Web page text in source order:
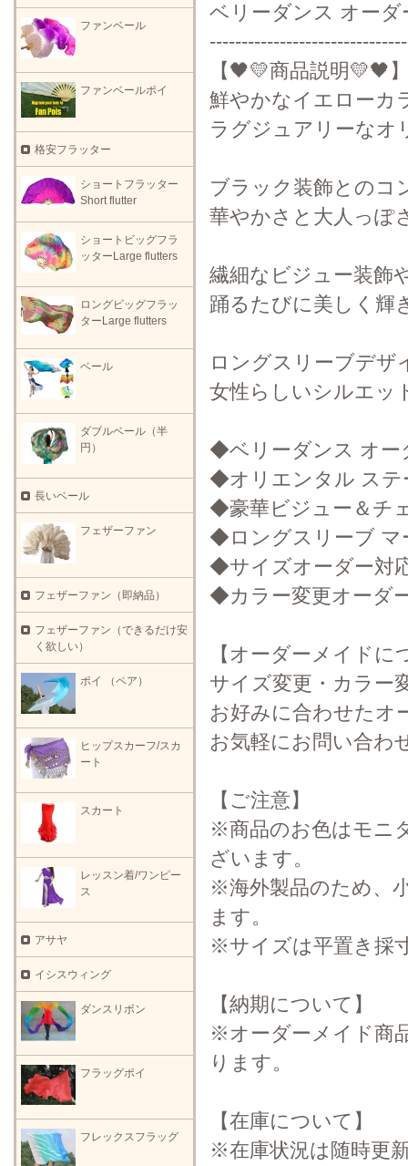
ベリーダンス オー
【🖤💛商品説明💛🖤
鮮やかなイエローカ
ラグジュアリーなオ
ブラック装飾とのコ
華やかさと大人っぽ
繊細なビジュー装飾
踊るたびに美しく輝
ロングスリーブデザ
女性らしいシルエッ
◆ベリーダンス オー
◆オリエンタル ステ
◆豪華ビジュー＆チ
◆ロングスリーブ マ
◆サイズオーダー対
◆カラー変更オーダ
【オーダーメイドに
サイズ変更・カラー
お好みに合わせたオ
お気軽にお問い合わ
【ご注意】
※商品のお色はモニ
ざいます。
※海外製品のため、
ます。
※サイズは平置き採
【納期について】
※オーダーメイド商
ります。
【在庫について】
※在庫状況は随時更
ファンベール
ファンベールポイ
格安フラッター
ショートフラッター
Short flutter
ショートビッグフラ
ッターLarge flutters
ロングビッグフラッ
ターLarge flutters
ベール
ダブルベール（半
円）
長いベール
フェザーファン
フェザーファン（即納品）
フェザーファン（できるだけ安
く欲しい）
ポイ （ペア）
ヒップスカーフ/スカ
ート
スカート
レッスン着/ワンピー
ス
アサヤ
イシスウィング
ダンスリボン
フラッグポイ
フレックスフラッグ